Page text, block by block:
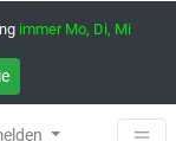
immer Mo, Di, Mi